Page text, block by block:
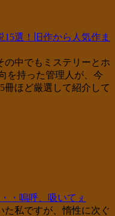
選！旧作から人気作ま
の中でもミステリーとホ
を持った管理人が、今
冊ほど厳選して紹介して
・嗚呼、吸いてぇ
た私ですが、惰性に次ぐ